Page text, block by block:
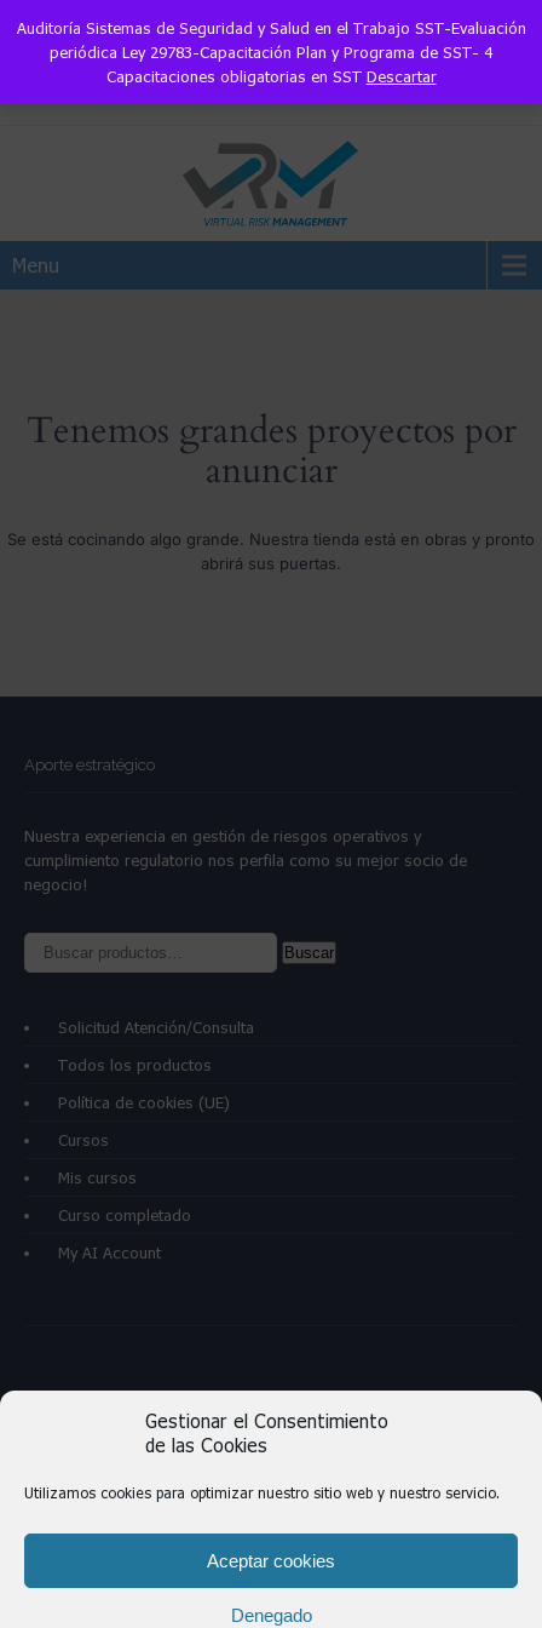
Gestionar el Consentimiento
de las Cookies
Utilizamos cookies para optimizar nuestro sitio web y nuestro servicio.
Aceptar cookies
Denegado
Síguenos:
informes@vrmintegral.com
Menu
Tenemos grandes proyectos por
anunciar
Se está cocinando algo grande. Nuestra tienda está en obras y pronto
abrirá sus puertas.
Aporte estratégico
Nuestra experiencia en gestión de riesgos operativos y
cumplimiento regulatorio nos perfila como su mejor socio de
negocio!
Buscar
por:
Buscar
Solicitud Atención/Consulta
Todos los productos
Política de cookies (UE)
Cursos
Mis cursos
Curso completado
My AI Account
https://vrmintegral.com
Auditoría Sistemas de Seguridad y Salud en el Trabajo SST-Evaluación
periódica Ley 29783-Capacitación Plan y Programa de SST- 4
Capacitaciones obligatorias en SST Descartar